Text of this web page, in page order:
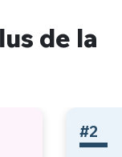
de la
#2